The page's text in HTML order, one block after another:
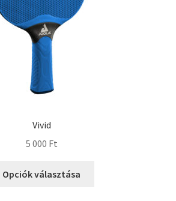
Vivid
5 000 Ft
Opciók választása